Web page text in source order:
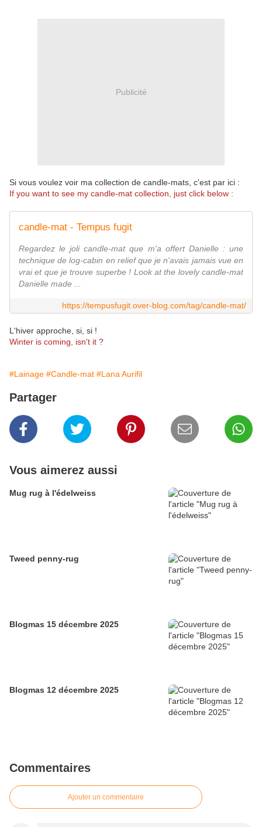
Publicité
Si vous voulez voir ma collection de candle-mats, c'est par ici :
If you want to see my candle-mat collection, just click below :
candle-mat - Tempus fugit
Regardez le joli candle-mat que m'a offert Danielle : une
technique de log-cabin en relief que je n'avais jamais vue en
vrai et que je trouve superbe ! Look at the lovely candle-mat
Danielle made ...
https://tempusfugit.over-blog.com/tag/candle-mat/
L'hiver approche, si, si !
Winter is coming, isn't it ?
#Lainage #Candle-mat #Lana Aurifil
Partager
Vous aimerez aussi
Mug rug à l'édelweiss
Tweed penny-rug
Blogmas 15 décembre 2025
Blogmas 12 décembre 2025
Commentaires
Ajouter un commentaire